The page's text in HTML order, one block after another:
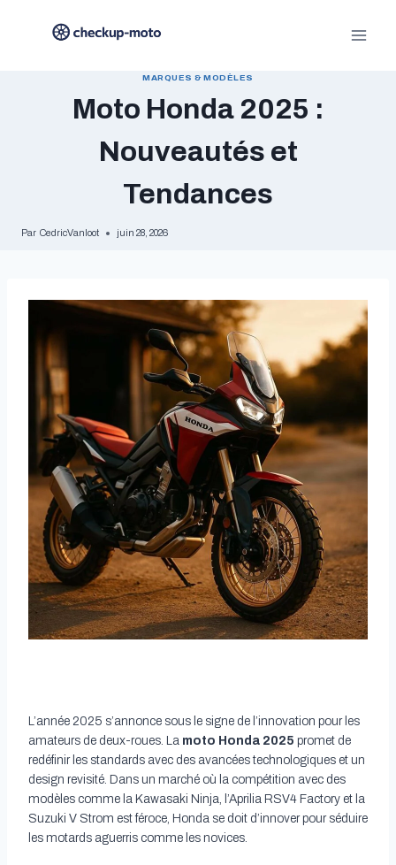
MARQUES & MODÈLES
Moto Honda 2025 :
Nouveautés et
Tendances
Par CedricVanloot juin 28, 2026
L’année 2025 s’annonce sous le signe de l’innovation pour les
amateurs de deux-roues. La moto Honda 2025 promet de
redéfinir les standards avec des avancées technologiques et un
design revisité. Dans un marché où la compétition avec des
modèles comme la Kawasaki Ninja, l’Aprilia RSV4 Factory et la
Suzuki V Strom est féroce, Honda se doit d’innover pour séduire
les motards aguerris comme les novices.